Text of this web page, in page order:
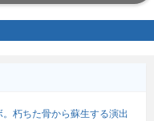
朽ちた骨から蘇生する演出